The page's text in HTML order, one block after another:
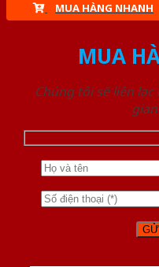
MUA HÀNG NHANH
MUA
Chúng tôi sẽ liên